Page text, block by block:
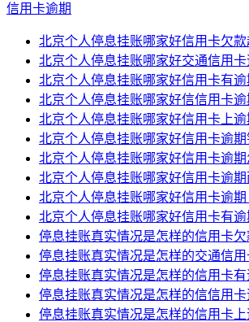
信用卡逾期
北京个人停息挂账哪家好信用卡欠
北京个人停息挂账哪家好交通信用
北京个人停息挂账哪家好信用卡有
北京个人停息挂账哪家好信信用卡
北京个人停息挂账哪家好信用卡上
北京个人停息挂账哪家好信用卡逾
北京个人停息挂账哪家好信用卡逾期
北京个人停息挂账哪家好信用卡逾
北京个人停息挂账哪家好信用卡逾
北京个人停息挂账哪家好信用卡有
停息挂账真实情况是怎样的信用卡
停息挂账真实情况是怎样的交通信
停息挂账真实情况是怎样的信用卡
停息挂账真实情况是怎样的信信用
停息挂账真实情况是怎样的信用卡